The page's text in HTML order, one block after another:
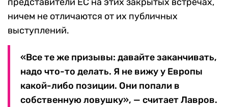
ничем не отличаются от их публичных
выступлений.
«Все те же призывы: давайте заканчивать,
надо что-то делать. Я не вижу у Европы
какой-либо позиции. Они попали в
собственную ловушку», — считает Лавров.